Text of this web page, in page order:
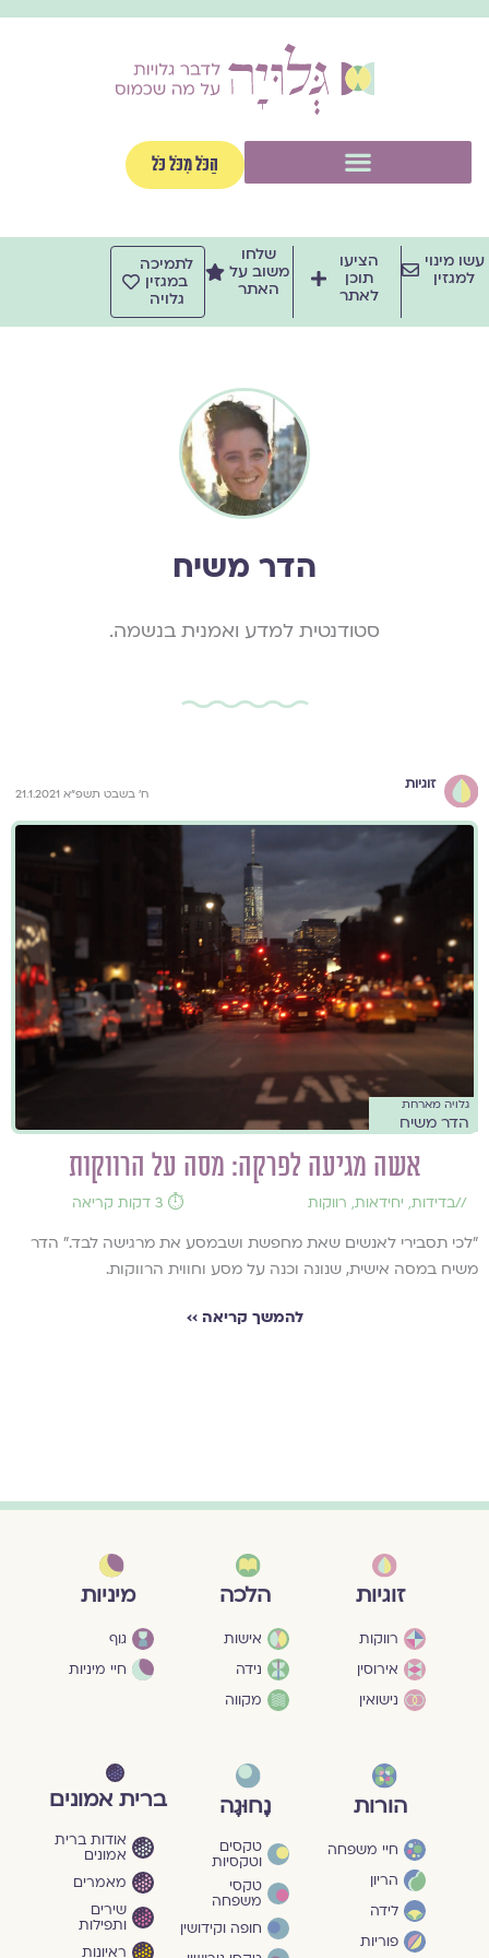
לתוכן
הַכֹּל מִכֹּל כֹּל
עשו מינוי
למגזין
הציעו
תוכן
לאתר
שלחו
משוב על
האתר
לתמיכה
במגזין
גלויה
הדר משיח
סטודנטית למדע ואמנית בנשמה.
זוגיות
ח' בשבט תשפ"א 21.1.2021
גלויה מארחת
הדר משיח
אשה מגיעה לפרקה: מסה על הרווקות
//בדידות, יחידאות, רווקות ⏱️ 3 דקות קריאה
"לכי תסבירי לאנשים שאת מחפשת ושבמסע את מרגישה לבד." הדר
משיח במסה אישית, שנונה וכנה על מסע וחווית הרווקות.
להמשך קריאה ››
זוגיות
רווקות
אירוסין
נישואין
הלכה
אישות
נידה
מקווה
מיניות
גוף
חיי מיניות
הורות
חיי משפחה
הריון
לידה
פוריות
נָחוּגָה
טקסים
וטקסיות
טקסי
משפחה
חופה וקידושין
ברית אמונים
אודות ברית
אמונים
מאמרים
שירים
ותפילות
ראיונות